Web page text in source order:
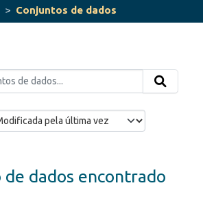
Conjuntos de dados
dados encontrado